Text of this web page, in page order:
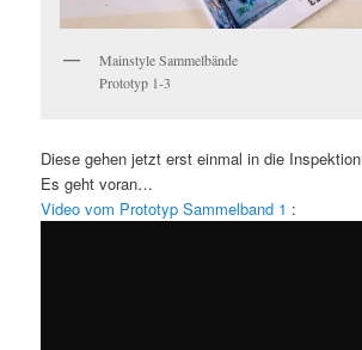
Mainstyle Sammelbände
Prototyp 1-3
Diese gehen jetzt erst einmal in die Inspektion
Es geht voran…
Video vom Prototyp Sammelband 1 :